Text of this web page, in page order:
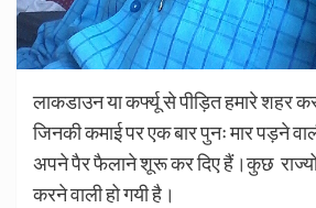
लाकडाउन या कर्फ्यू से पीड़ित हमारेशहर
जिनकी कमाई पर एक बार पुनः मार पड़ने
अपने पैर फैलाने शूरू कर दिए हैं।कुछ राज्यो
करने वाली हो गयी है।